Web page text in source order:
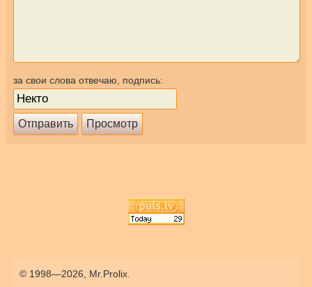
за свои слова отвечаю, подпись:
© 1998—2026, Mr.Prolix.